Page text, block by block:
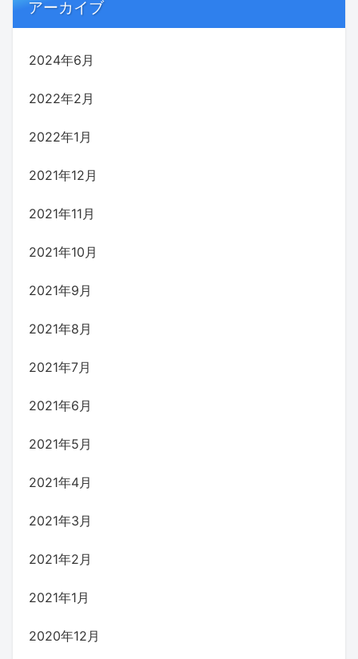
アーカイブ
2024年6月
2022年2月
2022年1月
2021年12月
2021年11月
2021年10月
2021年9月
2021年8月
2021年7月
2021年6月
2021年5月
2021年4月
2021年3月
2021年2月
2021年1月
2020年12月